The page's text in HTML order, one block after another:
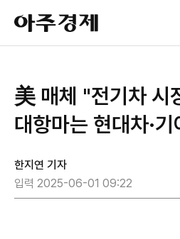
아
주
경
美 매체 "전기차 시
대항마는 현대차·기
한지연 기자
입력 2025-06-01 09:22